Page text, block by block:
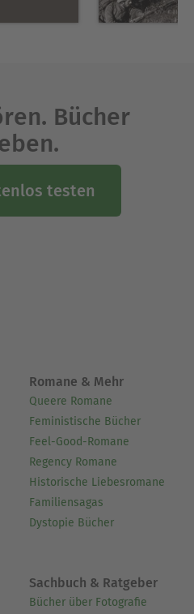
ein gefragter
Bücher
testen
Romane & Mehr
Queere Romane
Feministische Bücher
Feel-Good-Romane
Regency Romane
Historische Liebesromane
Familiensagas
Dystopie Bücher
Sachbuch & Ratgeber
Bücher über Fotografie